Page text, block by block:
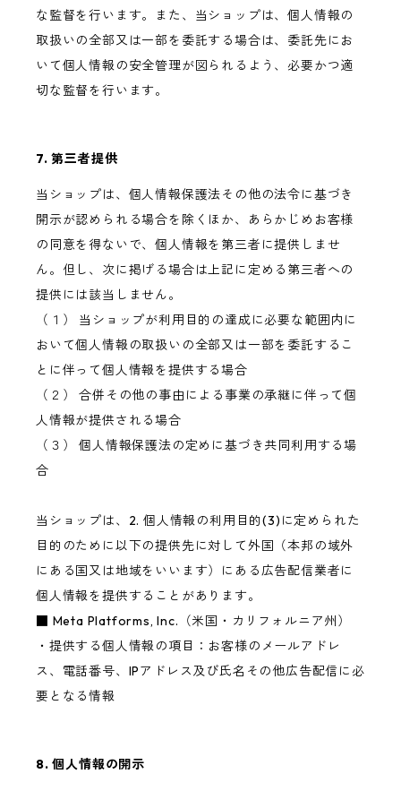
な監督を行います。また、当ショップは、個人情報の
取扱いの全部又は一部を委託する場合は、委託先にお
いて個人情報の安全管理が図られるよう、必要かつ適
切な監督を行います。
7. 第三者提供
当ショップは、個人情報保護法その他の法令に基づき
開示が認められる場合を除くほか、あらかじめお客様
の同意を得ないで、個人情報を第三者に提供しませ
ん。但し、次に掲げる場合は上記に定める第三者への
提供には該当しません。
（１） 当ショップが利用目的の達成に必要な範囲内に
おいて個人情報の取扱いの全部又は一部を委託するこ
とに伴って個人情報を提供する場合
（２） 合併その他の事由による事業の承継に伴って個
人情報が提供される場合
（３） 個人情報保護法の定めに基づき共同利用する場
合
当ショップは、2. 個人情報の利用目的(3)に定められた
目的のために以下の提供先に対して外国（本邦の域外
にある国又は地域をいいます）にある広告配信業者に
個人情報を提供することがあります。
■ Meta Platforms, Inc.（米国・カリフォルニア州）
・提供する個人情報の項目：お客様のメールアドレ
ス、電話番号、IPアドレス及び氏名その他広告配信に必
要となる情報
8. 個人情報の開示